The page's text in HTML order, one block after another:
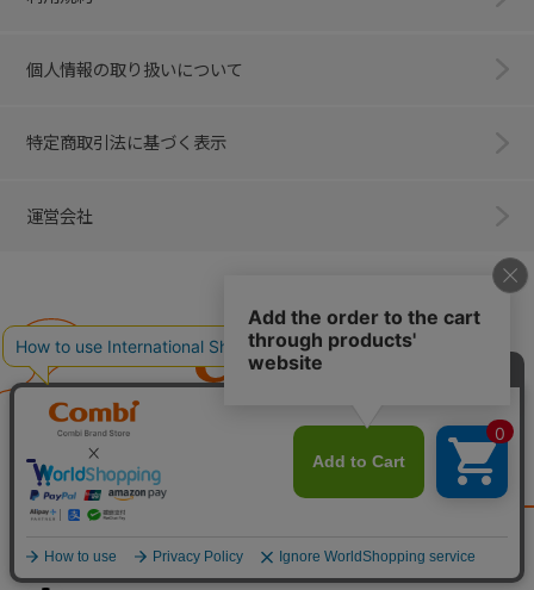
個人情報の取り扱いについて
特定商取引法に基づく表示
運営会社
子育てに、イノベーションを。
ベビー用品のコンビ株式会社
All Right Reserved. Copyright © Combi Corporation.